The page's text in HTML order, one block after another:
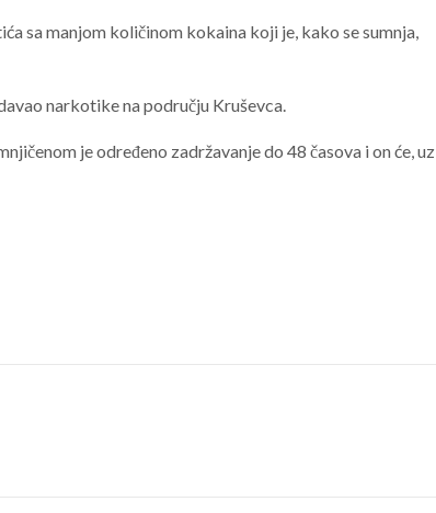
sa manjom količinom kokaina koji je, kako se sumnja,
narkotike na području Kruševca.
je određeno zadržavanje do 48 časova i on će, uz